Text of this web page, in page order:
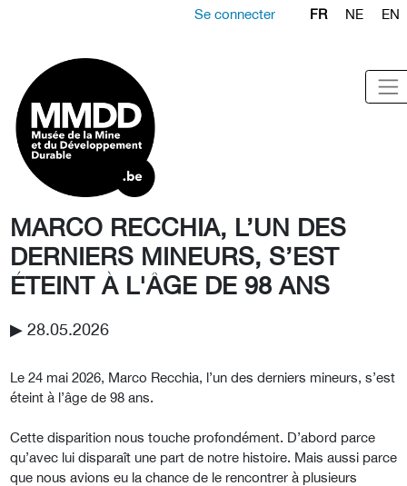
Se connecter FR NE EN
MARCO RECCHIA, L’UN DES
DERNIERS MINEURS, S’EST
ÉTEINT À L'ÂGE DE 98 ANS
▶︎ 28.05.2026
Le 24 mai 2026, Marco Recchia, l’un des derniers mineurs, s’est
éteint à l’âge de 98 ans.
Cette disparition nous touche profondément. D’abord parce
qu’avec lui disparaît une part de notre histoire. Mais aussi parce
que nous avions eu la chance de le rencontrer à plusieurs